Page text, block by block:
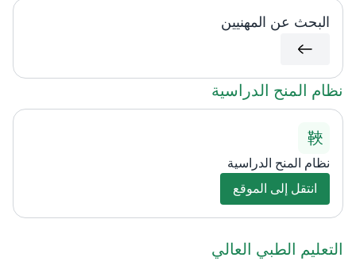
البحث عن المهنيين
نظام المنح الدراسية
نظام المنح الدراسية
انتقل إلى الموقع
التعليم الطبي العالي